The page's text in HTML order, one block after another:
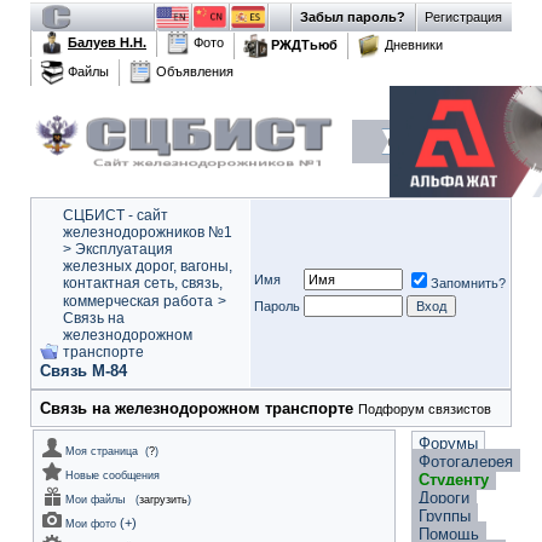
Регистрация
Забыл пароль?
Балуев Н.Н.
Фото РЖДТьюб
Дневники
Файлы
Объявления
СЦБИСТ - сайт
железнодорожников №1
> Эксплуатация
железных дорог, вагоны,
контактная сеть, связь,
коммерческая работа >
Связь на
железнодорожном
транспорте
Связь М-84
Имя
Запомнить?
Пароль
Связь на железнодорожном транспорте Подфорум связистов
Моя страница (?)
Новые сообщения
Мои файлы
(загрузить)
Мои фото (+)
Форумы
Фотогалерея
Студенту
Дороги
Группы
Помощь